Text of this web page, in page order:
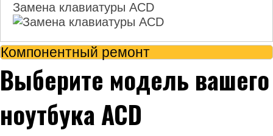
Замена клавиатуры ACD
Компонентный ремонт
Выберите модель вашего
ноутбука ACD